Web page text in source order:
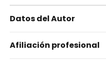
Datos del Autor
Varea,
Afiliación profesional